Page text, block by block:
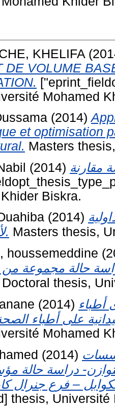
KHELIFA
DE VOLUME
Mohamed
(2014)
et optimisation
Masters
(2014)
Biskra.
(2014)
لأفعال الكلام. Masters thesis,
houssemeddine
حالة مجموعة
Doctoral thesis,
(2014) أطباء
Mohamed
(2014)
دراسة حالة
thesis,